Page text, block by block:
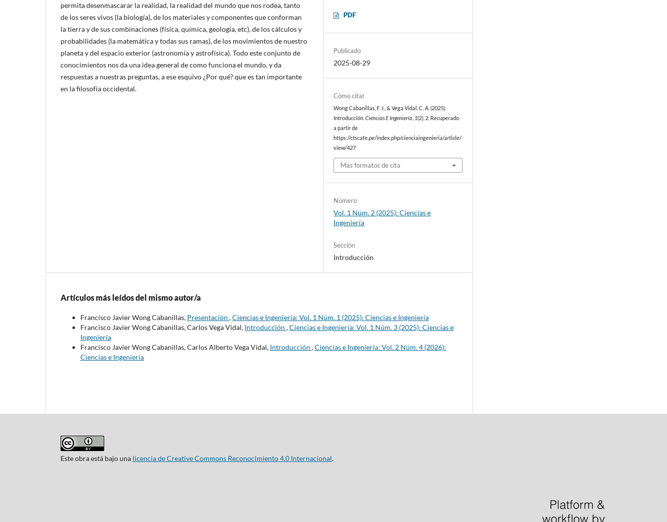
permita desenmascarar la realidad, la realidad del mundo que nos rodea, tanto
de los seres vivos (la biología), de los materiales y componentes que conforman
la tierra y de sus combinaciones (física, química, geología, etc), de los cálculos y
probabilidades (la matemática y todas sus ramas), de los movimientos de nuestro
planeta y del espacio exterior (astronomía y astrofísica). Todo este conjunto de
conocimientos nos da una idea general de como funciona el mundo, y da
respuestas a nuestras preguntas, a ese esquivo ¿Por qué? que es tan importante
en la filosofía occidental.
PDF
Publicado
2025-08-29
Cómo citar
Wong Cabanillas, F. J., & Vega Vidal, C. A. (2025).
Introducción.Ciencias E Ingeniería 1(2), 2. Recuperado
a partir de
https://ctscafe.pe/index.php/cienciaingenieria/article/
view/427
Más formatos de cita
Número
Vol. 1 Núm. 2 (2025): Ciencias e
Ingeniería
Sección
Introducción
Artículos más leídos del mismo autor/a
Francisco Javier Wong Cabanillas, Presentación ,Ciencias e Ingeniería: Vol. 1 Núm. 1 (2025): Ciencias e Ingeniería
Francisco Javier Wong Cabanillas, Carlos Vega Vidal, Introducción ,Ciencias e Ingeniería: Vol. 1 Núm. 3 (2025): Ciencias e
Ingeniería
Francisco Javier Wong Cabanillas, Carlos Alberto Vega Vidal, Introducción ,Ciencias e Ingeniería: Vol. 2 Núm. 4 (2026):
Ciencias e Ingeniería
Este obra está bajo una licencia de Creative Commons Reconocimiento 4.0 Internacional.